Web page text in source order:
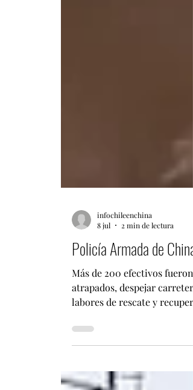
infochileenchina
8 jul
2 min de lectura
Policía Armada de
Más de 200 efectivos
labores de rescate y
inundaciones provocadas